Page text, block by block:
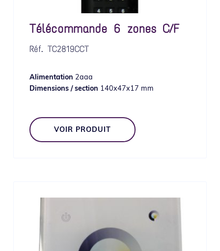
Télécommande 6 zones C/F
Réf. TC2819CCT
Alimentation 2aaa
Dimensions / section 140x47x17 mm
VOIR PRODUIT